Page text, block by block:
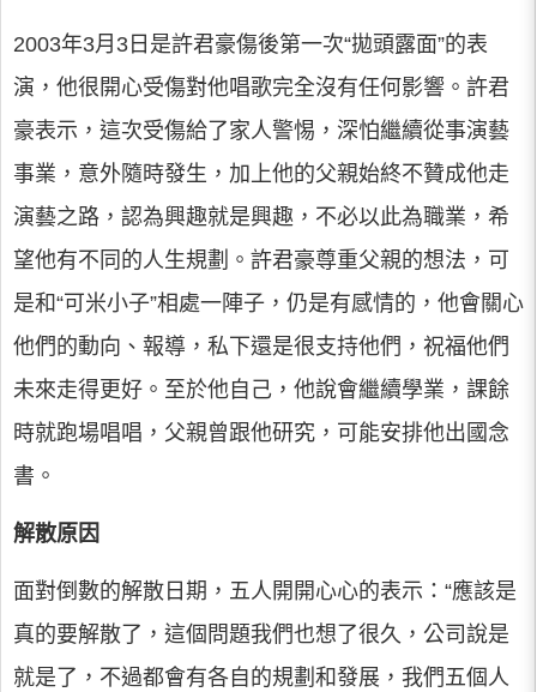
2003年3月3日是許君豪傷後第一次“拋頭露面”的表
演，他很開心受傷對他唱歌完全沒有任何影響。許君
豪表示，這次受傷給了家人警惕，深怕繼續從事演藝
事業，意外隨時發生，加上他的父親始終不贊成他走
演藝之路，認為興趣就是興趣，不必以此為職業，希
望他有不同的人生規劃。許君豪尊重父親的想法，可
是和“可米小子”相處一陣子，仍是有感情的，他會關心
他們的動向、報導，私下還是很支持他們，祝福他們
未來走得更好。至於他自己，他說會繼續學業，課餘
時就跑場唱唱，父親曾跟他研究，可能安排他出國念
書。
解散原因
面對倒數的解散日期，五人開開心心的表示：“應該是
真的要解散了，這個問題我們也想了很久，公司說是
就是了，不過都會有各自的規劃和發展，我們五個人